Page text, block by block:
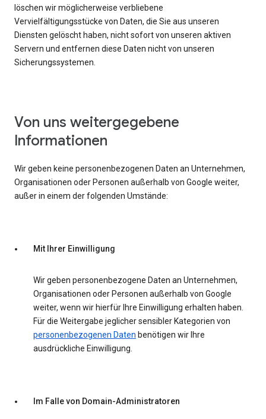
löschen wir möglicherweise verbliebene
Vervielfältigungsstücke von Daten, die Sie aus unseren
Diensten gelöscht haben, nicht sofort von unseren aktiven
Servern und entfernen diese Daten nicht von unseren
Sicherungssystemen.
Von uns weitergegebene
Informationen
Wir geben keine personenbezogenen Daten an Unternehmen,
Organisationen oder Personen außerhalb von Google weiter,
außer in einem der folgenden Umstände:
Mit Ihrer Einwilligung
Wir geben personenbezogene Daten an Unternehmen,
Organisationen oder Personen außerhalb von Google
weiter, wenn wir hierfür Ihre Einwilligung erhalten haben.
Für die Weitergabe jeglicher sensibler Kategorien von
personenbezogenen Daten benötigen wir Ihre
ausdrückliche Einwilligung.
Im Falle von Domain-Administratoren